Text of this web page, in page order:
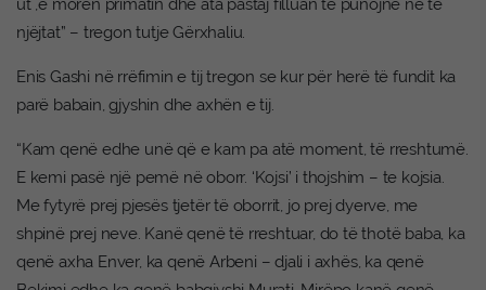
ut ,e morën primatin dhe ata pastaj filluan të punojnë në të
njëjtat” – tregon tutje Gërxhaliu.
Enis Gashi në rrëfimin e tij tregon se kur për herë të fundit ka
parë babain, gjyshin dhe axhën e tij.
“Kam qenë edhe unë që e kam pa atë moment, të rreshtumë.
E kemi pasë një pemë në oborr. ‘Kojsi’ i thojshim – te kojsia.
Me fytyrë prej pjesës tjetër të oborrit, jo prej dyerve, me
shpinë prej neve. Kanë qenë të rreshtuar, do të thotë baba, ka
qenë axha Enver, ka qenë Arbeni – djali i axhës, ka qenë